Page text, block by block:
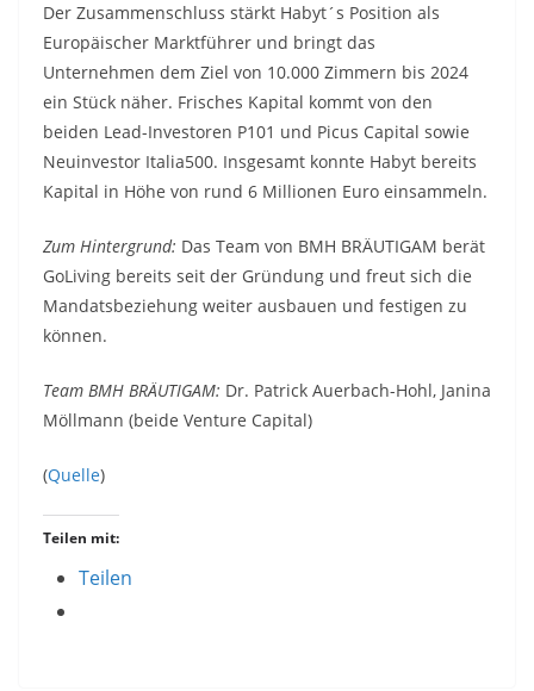
Der Zusammenschluss stärkt Habyt´s Position als
Europäischer Marktführer und bringt das
Unternehmen dem Ziel von 10.000 Zimmern bis 2024
ein Stück näher. Frisches Kapital kommt von den
beiden Lead-Investoren P101 und Picus Capital sowie
Neuinvestor Italia500. Insgesamt konnte Habyt bereits
Kapital in Höhe von rund 6 Millionen Euro einsammeln.
Zum Hintergrund: Das Team von BMH BRÄUTIGAM berät
GoLiving bereits seit der Gründung und freut sich die
Mandatsbeziehung weiter ausbauen und festigen zu
können.
Team BMH BRÄUTIGAM: Dr. Patrick Auerbach-Hohl, Janina
Möllmann (beide Venture Capital)
(Quelle)
Teilen mit:
Teilen